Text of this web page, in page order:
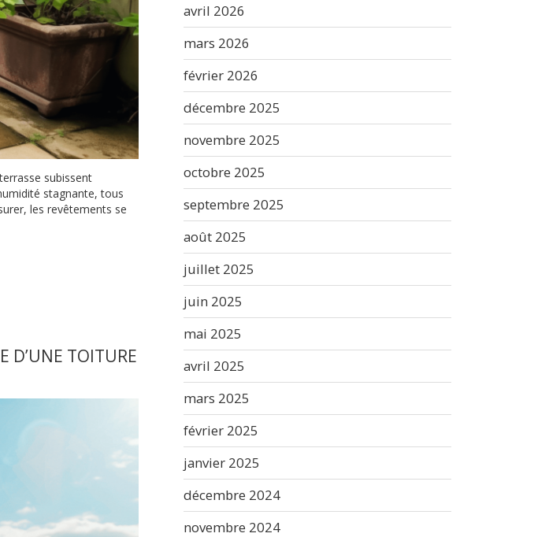
subissent
stagnante, tous
les revêtements se
D’UNE TOITURE
avril 2026
mars 2026
février 2026
décembre 2025
novembre 2025
octobre 2025
septembre 2025
août 2025
juillet 2025
juin 2025
mai 2025
avril 2025
mars 2025
février 2025
janvier 2025
décembre 2024
novembre 2024